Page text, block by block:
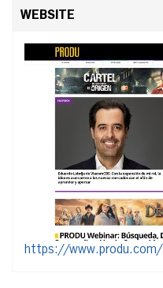
WEBSITE
https://www.produ.com/